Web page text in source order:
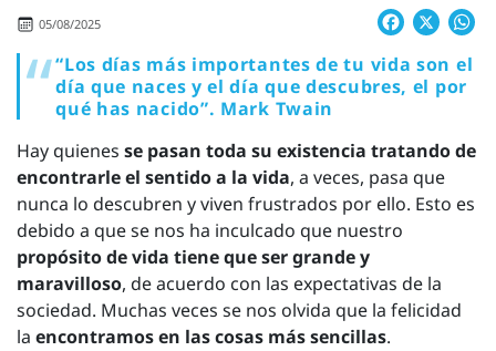
05/08/2025 Facebook
X
“Los días más importantes de tu vida son el
día que naces y el día que descubres, el por
qué has nacido”. Mark Twain
Hay quienes se pasan toda su existencia tratando de
encontrarle el sentido a la vida, a veces, pasa que
nunca lo descubren y viven frustrados por ello. Esto es
debido a que se nos ha inculcado que nuestro
propósito de vida tiene que ser grande y
maravilloso, de acuerdo con las expectativas de la
sociedad. Muchas veces se nos olvida que la felicidad
la encontramos en las cosas más sencillas.